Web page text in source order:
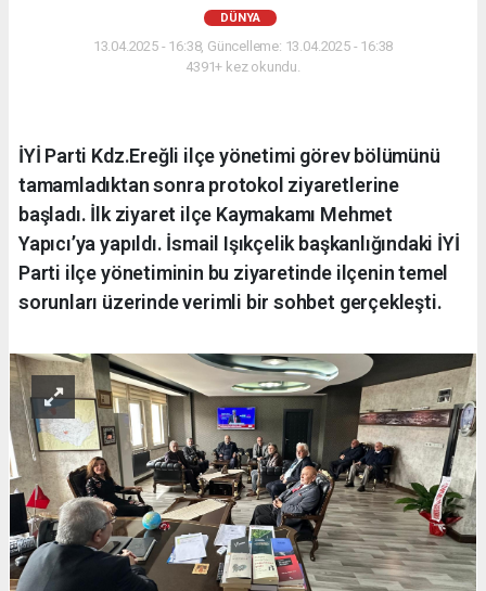
DÜNYA
13.04.2025 - 16:38, Güncelleme: 13.04.2025 - 16:38
4391+ kez okundu.
İYİ Parti Kdz.Ereğli ilçe yönetimi görev bölümünü
tamamladıktan sonra protokol ziyaretlerine
başladı. İlk ziyaret ilçe Kaymakamı Mehmet
Yapıcı’ya yapıldı. İsmail Işıkçelik başkanlığındaki İYİ
Parti ilçe yönetiminin bu ziyaretinde ilçenin temel
sorunları üzerinde verimli bir sohbet gerçekleşti.